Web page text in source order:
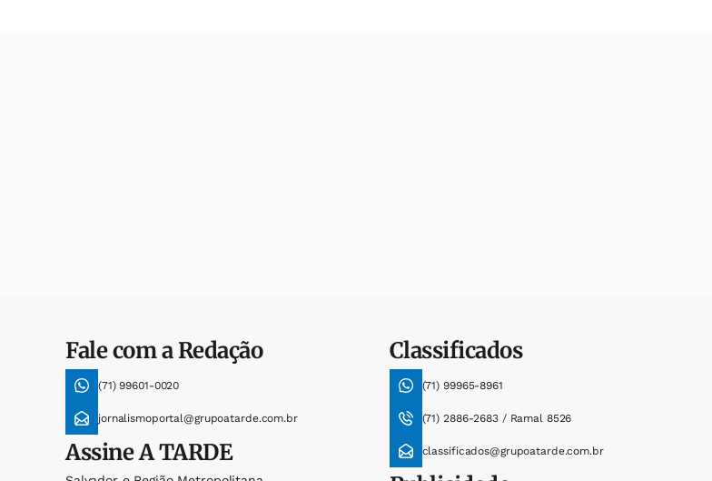
Fale com a Redação
(71) 99601-0020
jornalismoportal@grupoatarde.com.br
AssineA TARDE
Classificados
(71) 99965-8961
(71) 2886-2683 / Ramal 8526
classificados@grupoatarde.com.br